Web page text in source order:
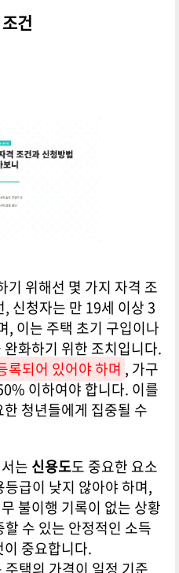
건
기 위해선 몇 가지 자격 조
신청자는 만 19세 이상 3
, 이는 주택 초기 구입이나
화하기 위한 조치입니다.
록되어 있어야 하며 , 가구
이하여야 합니다. 이를
청년들에게 집중될 수
는 신용도도 중요한 요소
급이 낮지 않아야 하며,
불이행 기록이 없는 상황
수 있는 안정적인 소득
중요합니다.